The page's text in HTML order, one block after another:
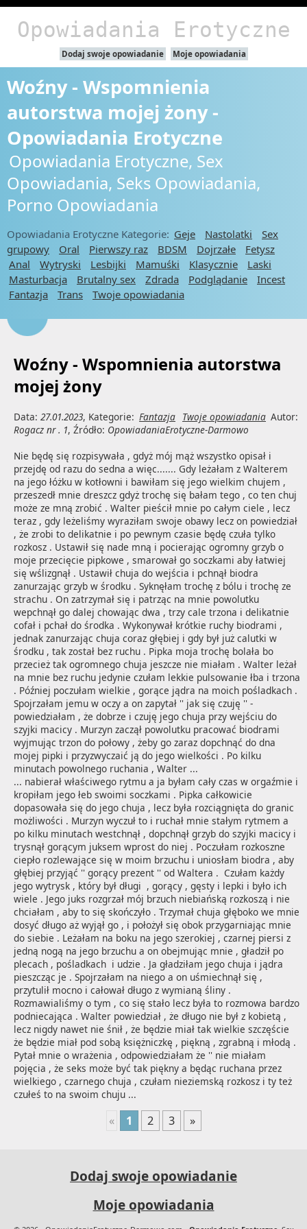
Opowiadania Erotyczne
Dodaj swoje opowiadanie Moje opowiadania
Woźny - Wspomnienia
autorstwa mojej żony -
Opowiadania Erotyczne
Opowiadania Erotyczne, Sex
Opowiadania, Seks Opowiadania,
Porno Opowiadania
Opowiadania Erotyczne Kategorie: Geje Nastolatki
Sex
grupowy
Oral Pierwszy raz BDSM Dojrzałe
Fetysz
Anal
Wytryski Lesbijki Mamuśki Klasycznie
Laski
Masturbacja
Brutalny sex Zdrada Podglądanie
Incest
Fantazja
Trans Twoje opowiadania
Woźny - Wspomnienia autorstwa
mojej żony
Data: 27.01.2023, Kategorie: Fantazja Twoje opowiadania Autor:
Rogacz nr . 1, Źródło: OpowiadaniaErotyczne-Darmowo
Nie będę się rozpisywała , gdyż mój mąż wszystko opisał i
przejdę od razu do sedna a więc....... Gdy leżałam z Walterem
na jego łóżku w kotłowni i bawiłam się jego wielkim chujem ,
przeszedł mnie dreszcz gdyż trochę się bałam tego , co ten chuj
może ze mną zrobić . Walter pieścił mnie po całym ciele , lecz
teraz , gdy leżeliśmy wyraziłam swoje obawy lecz on powiedział
, że zrobi to delikatnie i po pewnym czasie będę czuła tylko
rozkosz . Ustawił się nade mną i pocierając ogromny grzyb o
moje przecięcie pipkowe , smarował go soczkami aby łatwiej
się wślizgnął . Ustawił chuja do wejścia i pchnął biodra
zanurzając grzyb w środku . Syknęłam trochę z bólu i trochę ze
strachu . On zatrzymał się i patrząc na mnie powolutku
wepchnął go dalej chowając dwa , trzy cale trzona i delikatnie
cofał i pchał do środka . Wykonywał krótkie ruchy biodrami ,
jednak zanurzając chuja coraz głębiej i gdy był już calutki w
środku , tak został bez ruchu . Pipka moja trochę bolała bo
przecież tak ogromnego chuja jeszcze nie miałam . Walter leżał
na mnie bez ruchu jedynie czułam lekkie pulsowanie łba i trzona
. Później poczułam wielkie , gorące jądra na moich pośladkach .
Spojrzałam jemu w oczy a on zapytał '' jak się czuję '' -
powiedziałam , że dobrze i czuję jego chuja przy wejściu do
szyjki macicy . Murzyn zaczął powolutku pracować biodrami
wyjmując trzon do połowy , żeby go zaraz dopchnąć do dna
mojej pipki i przyzwyczaić ją do jego wielkości . Po kilku
minutach powolnego ruchania , Walter ...
... nabierał właściwego rytmu a ja byłam cały czas w orgaźmie i
kropiłam jego łeb swoimi soczkami . Pipka całkowicie
dopasowała się do jego chuja , lecz była rozciągnięta do granic
możliwości . Murzyn wyczuł to i ruchał mnie stałym rytmem a
po kilku minutach westchnął , dopchnął grzyb do szyjki macicy i
trysnął gorącym juksem wprost do niej . Poczułam rozkoszne
ciepło rozlewające się w moim brzuchu i uniosłam biodra , aby
głębiej przyjąć '' gorący prezent '' od Waltera .  Czułam każdy
jego wytrysk , który był długi  , gorący , gęsty i lepki i było ich
wiele . Jego juks rozgrzał mój brzuch niebiańską rozkoszą i nie
chciałam , aby to się skończyło . Trzymał chuja głęboko we mnie
dosyć długo aż wyjął go , i położył się obok przygarniając mnie
do siebie . Leżałam na boku na jego szerokiej , czarnej piersi z
jedną nogą na jego brzuchu a on obejmując mnie , gładził po
plecach , pośladkach  i udzie . Ja gładziłam jego chuja i jądra
pieszcząc je . Spojrzałam na niego a on uśmiechnął się ,
przytulił mocno i całował długo z wymianą śliny .
Rozmawialiśmy o tym , co się stało lecz była to rozmowa bardzo
podniecająca . Walter powiedział , że długo nie był z kobietą ,
lecz nigdy nawet nie śnił , że będzie miał tak wielkie szczęście
że będzie miał pod sobą księżniczkę , piękną , zgrabną i młodą .
Pytał mnie o wrażenia , odpowiedziałam że '' nie miałam
pojęcia , że seks może być tak piękny a będąc ruchana przez
wielkiego , czarnego chuja , czułam nieziemską rozkosz i ty też
czułeś to na swoim chuju ...
« 1 2 3 »
Dodaj swoje opowiadanie
Moje opowiadania